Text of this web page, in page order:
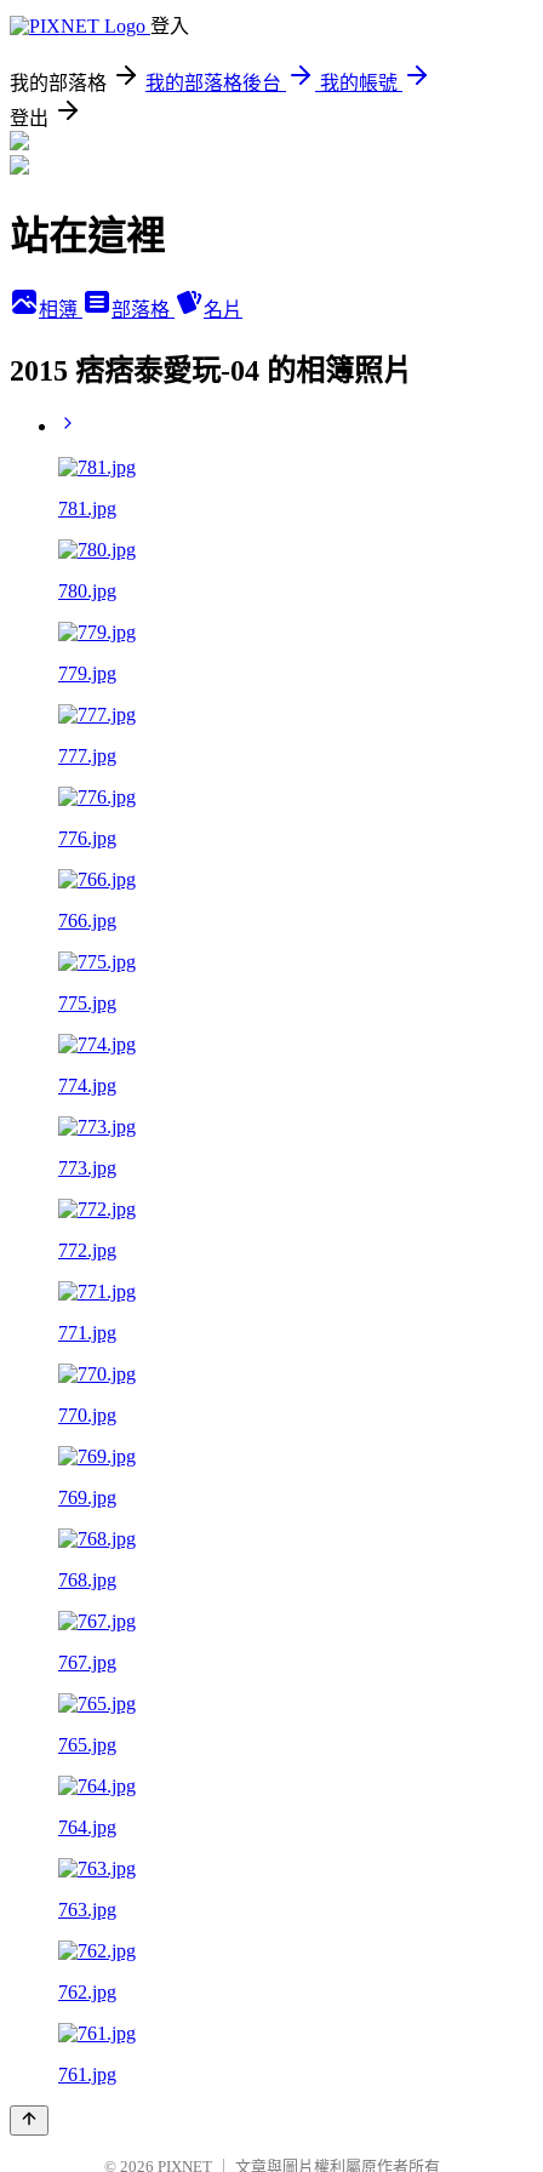
登入
我的部落格 我的部落格後台
我的帳號
登出
站在這裡
相簿 部落格 名片
2015 痞痞泰愛玩-04 的相簿照片
781.jpg
780.jpg
779.jpg
777.jpg
776.jpg
766.jpg
775.jpg
774.jpg
773.jpg
772.jpg
771.jpg
770.jpg
769.jpg
768.jpg
767.jpg
765.jpg
764.jpg
763.jpg
762.jpg
761.jpg
© 2026 PIXNET 文章與圖片權利屬原作者所有